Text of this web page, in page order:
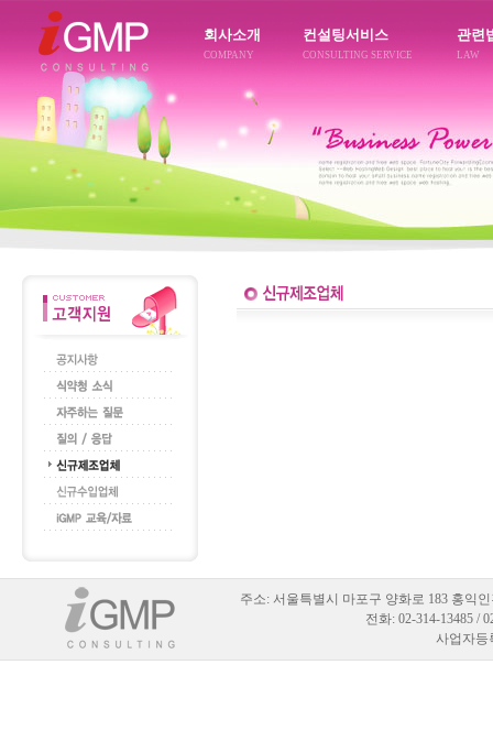
회사소개
COMPANY
컨설팅서비스
CONSULTING SERVICE
관련
LAW
주소: 서울특별시 마포구 양화로 183 홍익
전화: 02-314-13485 /
사업자등